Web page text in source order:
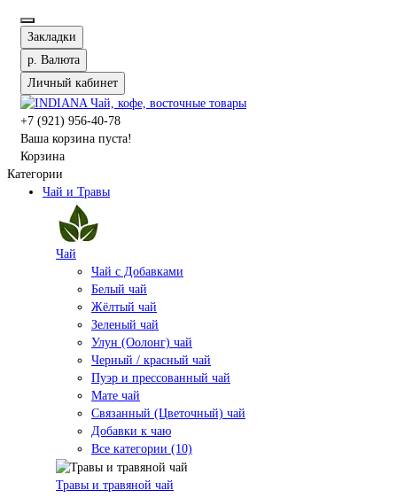
Закладки
р. Валюта
Личный кабинет
+7 (921) 956-40-78
Ваша корзина пуста!
Корзина
Категории
Чай и Травы
Чай
Чай с Добавками
Белый чай
Жёлтый чай
Зеленый чай
Улун (Оолонг) чай
Черный / красный чай
Пуэр и прессованный чай
Мате чай
Связанный (Цветочный) чай
Добавки к чаю
Все категории (10)
Травы и травяной чай